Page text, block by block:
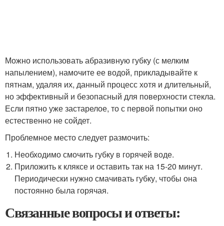
Можно использовать абразивную губку (с мелким
напылением), намочите ее водой, прикладывайте к
пятнам, удаляя их, данный процесс хотя и длительный,
но эффективный и безопасный для поверхности стекла.
Если пятно уже застарелое, то с первой попытки оно
естественно не сойдет.
Проблемное место следует размочить:
Необходимо смочить губку в горячей воде.
Приложить к кляксе и оставить так на 15-20 минут.
Периодически нужно смачивать губку, чтобы она
постоянно была горячая.
Связанные вопросы и ответы: